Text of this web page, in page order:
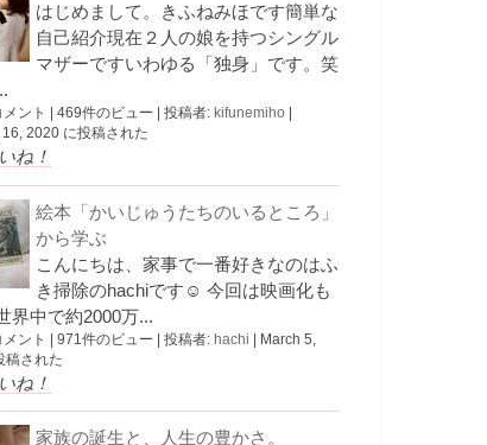
はじめまして。きふねみほです簡単な
自己紹介現在２人の娘を持つシングル
マザーですいわゆる「独身」です。笑
ント 469件のビュー 投稿者: kifunemiho
2020 に投稿された
ね！
絵本「かいじゅうたちのいるところ」
から学ぶ
こんにちは、家事で一番好きなのはふ
き掃除のhachiです☺︎ 今回は映画化も
界中で約2000万...
ント | 971件のビュー | 投稿者: hachi | March 5,
稿された
ね！
家族の誕生と、人生の豊かさ。